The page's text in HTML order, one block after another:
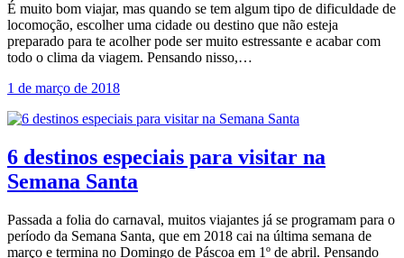
É muito bom viajar, mas quando se tem algum tipo de dificuldade de
locomoção, escolher uma cidade ou destino que não esteja
preparado para te acolher pode ser muito estressante e acabar com
todo o clima da viagem. Pensando nisso,…
1 de março de 2018
6 destinos especiais para visitar na
Semana Santa
Passada a folia do carnaval, muitos viajantes já se programam para o
período da Semana Santa, que em 2018 cai na última semana de
março e termina no Domingo de Páscoa em 1º de abril. Pensando